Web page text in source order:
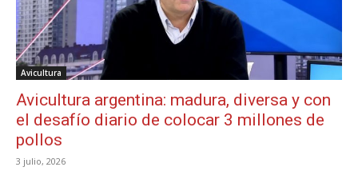
Avicultura
Avicultura argentina: madura, diversa y con
el desafío diario de colocar 3 millones de
pollos
3 julio, 2026